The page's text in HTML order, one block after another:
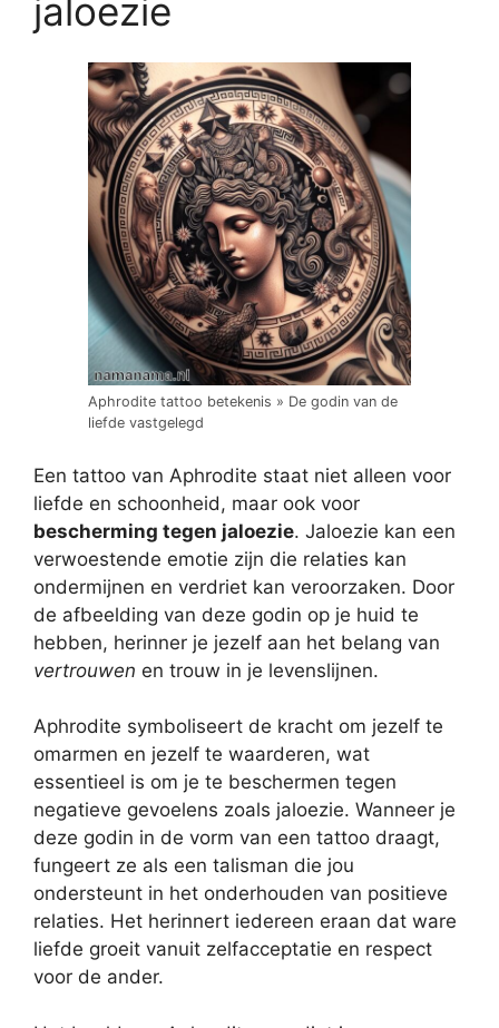
jaloezie
Aphrodite tattoo betekenis » De godin van de
liefde vastgelegd
Een tattoo van Aphrodite staat niet alleen voor
liefde en schoonheid, maar ook voor
bescherming tegen jaloezie. Jaloezie kan een
verwoestende emotie zijn die relaties kan
ondermijnen en verdriet kan veroorzaken. Door
de afbeelding van deze godin op je huid te
hebben, herinner je jezelf aan het belang van
vertrouwen en trouw in je levenslijnen.
Aphrodite symboliseert de kracht om jezelf te
omarmen en jezelf te waarderen, wat
essentieel is om je te beschermen tegen
negatieve gevoelens zoals jaloezie. Wanneer je
deze godin in de vorm van een tattoo draagt,
fungeert ze als een talisman die jou
ondersteunt in het onderhouden van positieve
relaties. Het herinnert iedereen eraan dat ware
liefde groeit vanuit zelfacceptatie en respect
voor de ander.